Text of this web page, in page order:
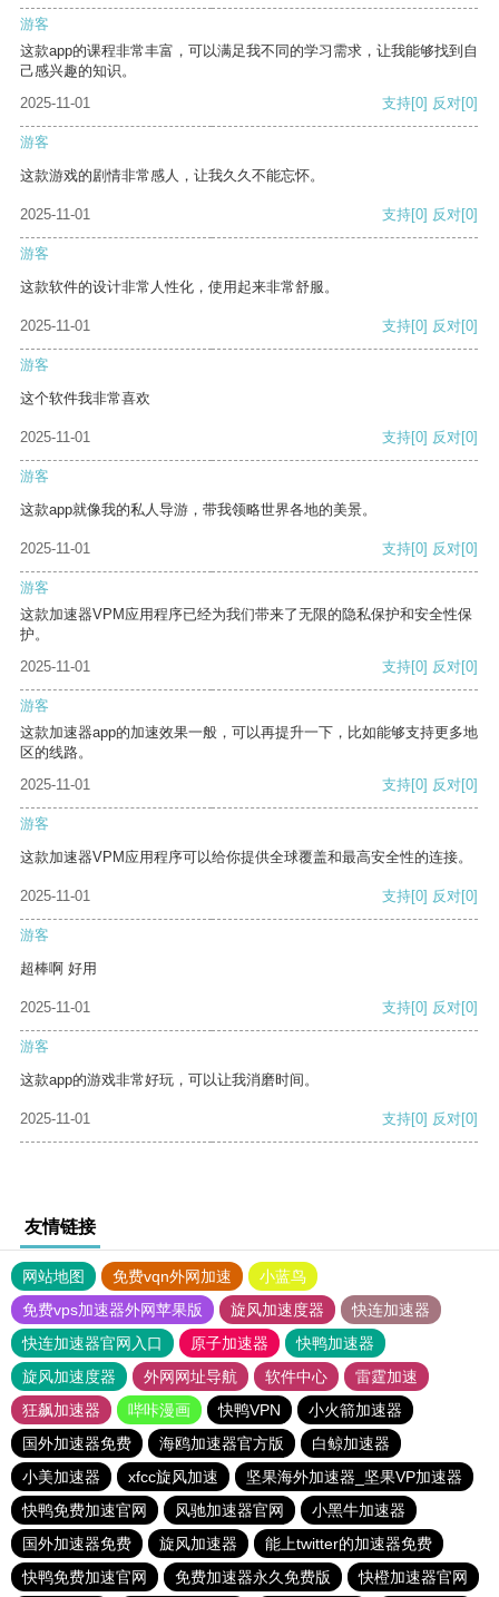
游客
这款app的课程非常丰富，可以满足我不同的学习需求，让我能够找到自
己感兴趣的知识。
2025-11-01
支持[0] 反对[0]
游客
这款游戏的剧情非常感人，让我久久不能忘怀。
2025-11-01 支持[0] 反对[0]
游客
这款软件的设计非常人性化，使用起来非常舒服。
2025-11-01 支持[0] 反对[0]
游客
这个软件我非常喜欢
2025-11-01 支持[0] 反对[0]
游客
这款app就像我的私人导游，带我领略世界各地的美景。
2025-11-01 支持[0] 反对[0]
游客
这款加速器VPM应用程序已经为我们带来了无限的隐私保护和安全性保
护。
2025-11-01
支持[0] 反对[0]
游客
这款加速器app的加速效果一般，可以再提升一下，比如能够支持更多地
区的线路。
2025-11-01
支持[0] 反对[0]
游客
这款加速器VPM应用程序可以给你提供全球覆盖和最高安全性的连接。
2025-11-01 支持[0] 反对[0]
游客
超棒啊 好用
2025-11-01 支持[0] 反对[0]
游客
这款app的游戏非常好玩，可以让我消磨时间。
2025-11-01 支持[0] 反对[0]
友情链接
网站地图 免费vqn外网加速
小蓝鸟
免费vps加速器外网苹果版
旋风加速度器
快连加速器
快连加速器官网入口
原子加速器
快鸭加速器
旋风加速度器
外网网址导航 软件中心
雷霆加速
狂飙加速器
哔咔漫画 快鸭VPN
小火箭加速器
国外加速器免费
海鸥加速器官方版
白鲸加速器
小美加速器
xfcc旋风加速
坚果海外加速器_坚果VP加速器
快鸭免费加速官网
风驰加速器官网
小黑牛加速器
国外加速器免费
旋风加速器
能上twitter的加速器免费
快鸭免费加速官网
免费加速器永久免费版 快橙加速器官网